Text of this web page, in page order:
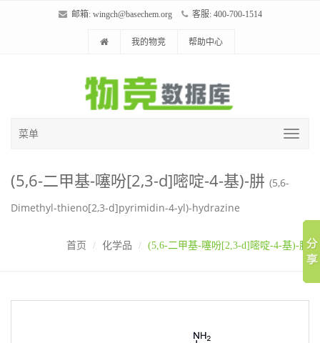
邮箱: wingch@basechem.org 客服: 400-700-1514
我的物竞 帮助中心
菜单
(5,6-二甲基-噻吩[2,3-d]嘧啶-4-基)-肼 (5,6-
Dimethyl-thieno[2,3-d]pyrimidin-4-yl)-hydrazine
首页 化学品 (5,6-二甲基-噻吩[2,3-d]嘧啶-4-基)-肼